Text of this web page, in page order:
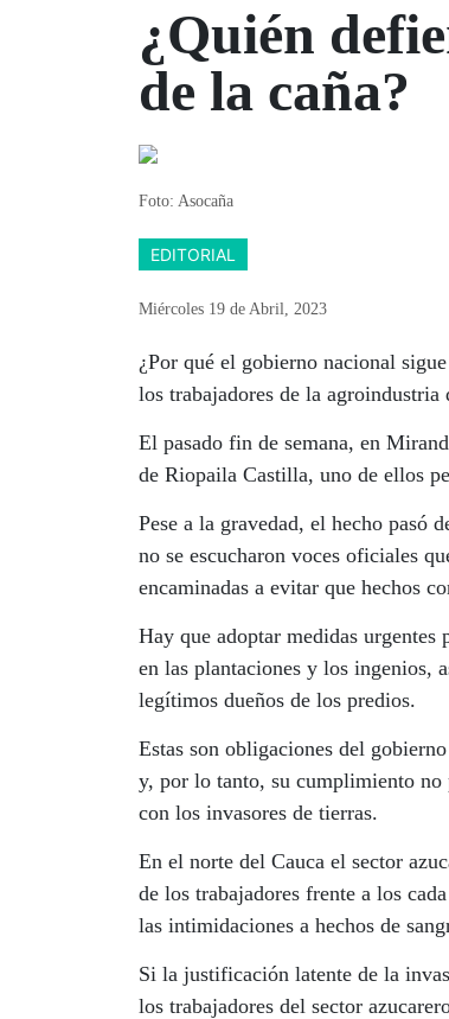
¿Quién
de la caña?
Foto: Asocaña
EDITORIAL
Miércoles 19 de Abril, 2023
¿Por qué el gobierno nacional
los trabajadores de la agroindustria
El pasado fin de semana, en
de Riopaila Castilla, uno de ellos
Pese a la gravedad, el hecho pasó
no se escucharon voces oficiales
encaminadas a evitar que hechos
Hay que adoptar medidas
en las plantaciones y los ingenios,
legítimos dueños de los predios.
Estas son obligaciones del
y, por lo tanto, su cumplimiento no
con los invasores de tierras.
En el norte del Cauca el sector
de los trabajadores frente a los
las intimidaciones a hechos de
Si la justificación latente de la
los trabajadores del sector